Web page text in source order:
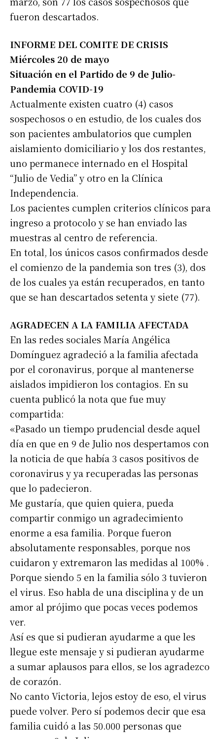
Suscribirme gratis
Dirección de correo electrónico *
Nombre
fueron descartados.
INFORME DEL COMITE DE CRISIS
Miércoles 20 de mayo
Situación en el Partido de 9 de Julio-
Pandemia COVID-19
Actualmente existen cuatro (4) casos
sospechosos o en estudio, de los cuales dos
son pacientes ambulatorios que cumplen
aislamiento domiciliario y los dos restantes,
uno permanece internado en el Hospital
“Julio de Vedia” y otro en la Clínica
Independencia.
Los pacientes cumplen criterios clínicos para
ingreso a protocolo y se han enviado las
muestras al centro de referencia.
En total, los únicos casos confirmados desde
el comienzo de la pandemia son tres (3), dos
de los cuales ya están recuperados, en tanto
que se han descartados setenta y siete (77).
AGRADECEN A LA FAMILIA AFECTADA
En las redes sociales María Angélica
Domínguez agradeció a la familia afectada
por el coronavirus, porque al mantenerse
aislados impidieron los contagios. En su
cuenta publicó la nota que fue muy
compartida:
«Pasado un tiempo prudencial desde aquel
día en que en 9 de Julio nos despertamos con
la noticia de que había 3 casos positivos de
coronavirus y ya recuperadas las personas
que lo padecieron.
Me gustaría, que quien quiera, pueda
compartir conmigo un agradecimiento
enorme a esa familia. Porque fueron
absolutamente responsables, porque nos
cuidaron y extremaron las medidas al 100% .
Porque siendo 5 en la familia sólo 3 tuvieron
el virus. Eso habla de una disciplina y de un
amor al prójimo que pocas veces podemos
ver.
Así es que si pudieran ayudarme a que les
llegue este mensaje y si pudieran ayudarme
a sumar aplausos para ellos, se los agradezco
de corazón.
No canto Victoria, lejos estoy de eso, el virus
puede volver. Pero sí podemos decir que esa
familia cuidó a las 50.000 personas que